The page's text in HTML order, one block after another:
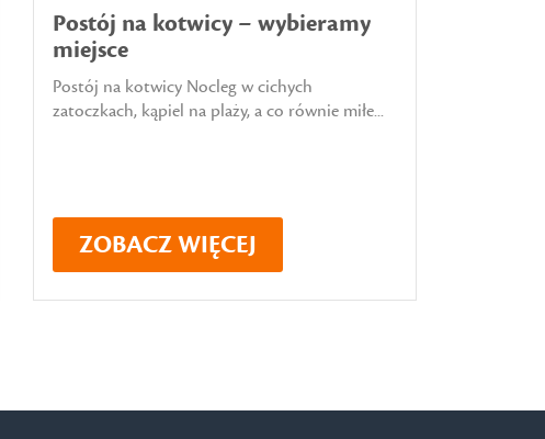
Postój na kotwicy – wybieramy
miejsce
Postój na kotwicy Nocleg w cichych
zatoczkach, kąpiel na plaży, a co równie miłe...
ZOBACZ WIĘCEJ